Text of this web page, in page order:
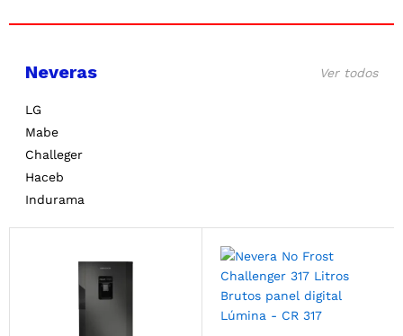
Neveras
LG
Mabe
Challeger
Haceb
Indurama
Ver todos